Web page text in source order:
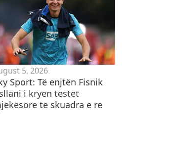
5, 2026
Sport: Të enjtën Fisnik
i kryen testet
te skuadra e re